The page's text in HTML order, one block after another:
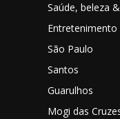
Saúde, beleza
Entretenimento
São Paulo
Santos
Guarulhos
Mogi das